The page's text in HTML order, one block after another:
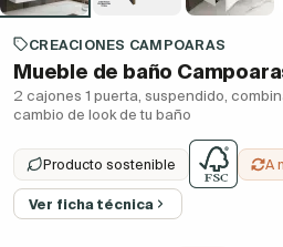
CREACIONES CAMPOARAS
Mueble de baño
2 cajones 1 puerta, suspendido,
cambio de look de tu baño
Producto sostenible A
Ver ficha técnica